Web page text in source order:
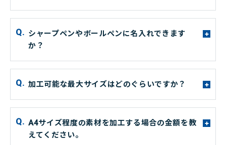
シャープペンやボールペンに名入れできます
か？
加工可能な最大サイズはどのぐらいですか？
A4サイズ程度の素材を加工する場合の金額を教
えてください。